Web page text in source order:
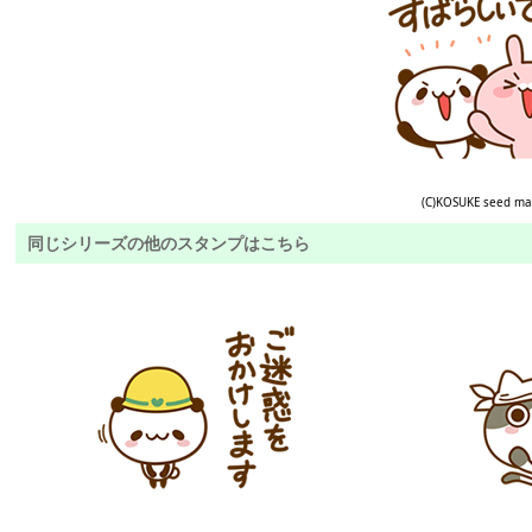
(C)KOSUKE seed
同じシリーズの他のスタンプはこちら